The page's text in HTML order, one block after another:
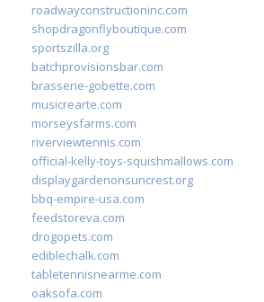
roadwayconstructioninc.com
shopdragonflyboutique.com
sportszilla.org
batchprovisionsbar.com
brasserie-gobette.com
musicrearte.com
morseysfarms.com
riverviewtennis.com
official-kelly-toys-squishmallows.com
displaygardenonsuncrest.org
bbq-empire-usa.com
feedstoreva.com
drogopets.com
ediblechalk.com
tabletennisnearme.com
oaksofa.com